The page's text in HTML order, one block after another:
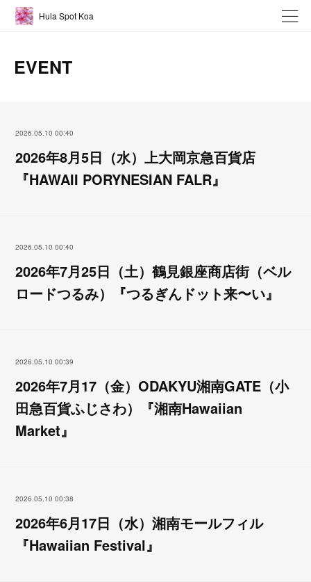
Hula Spot Koa
EVENT
2026.05.10 00:40
2026年8月5日（水）上大岡京急百貨店
『HAWAII PORYNESIAN FALR』
2026.05.10 00:40
2026年7月25日（土）鶴見銀座商店街（ベル
ロードつるみ）『つるぎんドット来〜い』
2026.05.10 00:39
2026年7月17（金）ODAKYU湘南GATE（小
田急百貨ふじさわ）『湘南Hawaiian
Market』
2026.05.10 00:38
2026年6月17日（水）湘南モールフィル
『Hawaiian Festival』